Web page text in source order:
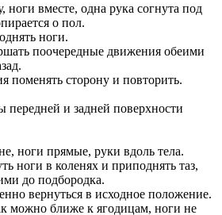
вместе, одна рука согнута под
о пол.
ноги.
поочередные движения обеими
поменять сторону и повторить.
и задней поверхности
ноги прямые, руки вдоль тела.
ноги в коленях и приподнять таз,
до подбородка.
вернуться в исходное положение.
можно ближе к ягодицам, ноги не